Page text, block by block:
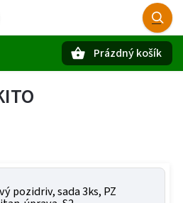
Prázdný košík
pozidriv, sada 3ks, PZ